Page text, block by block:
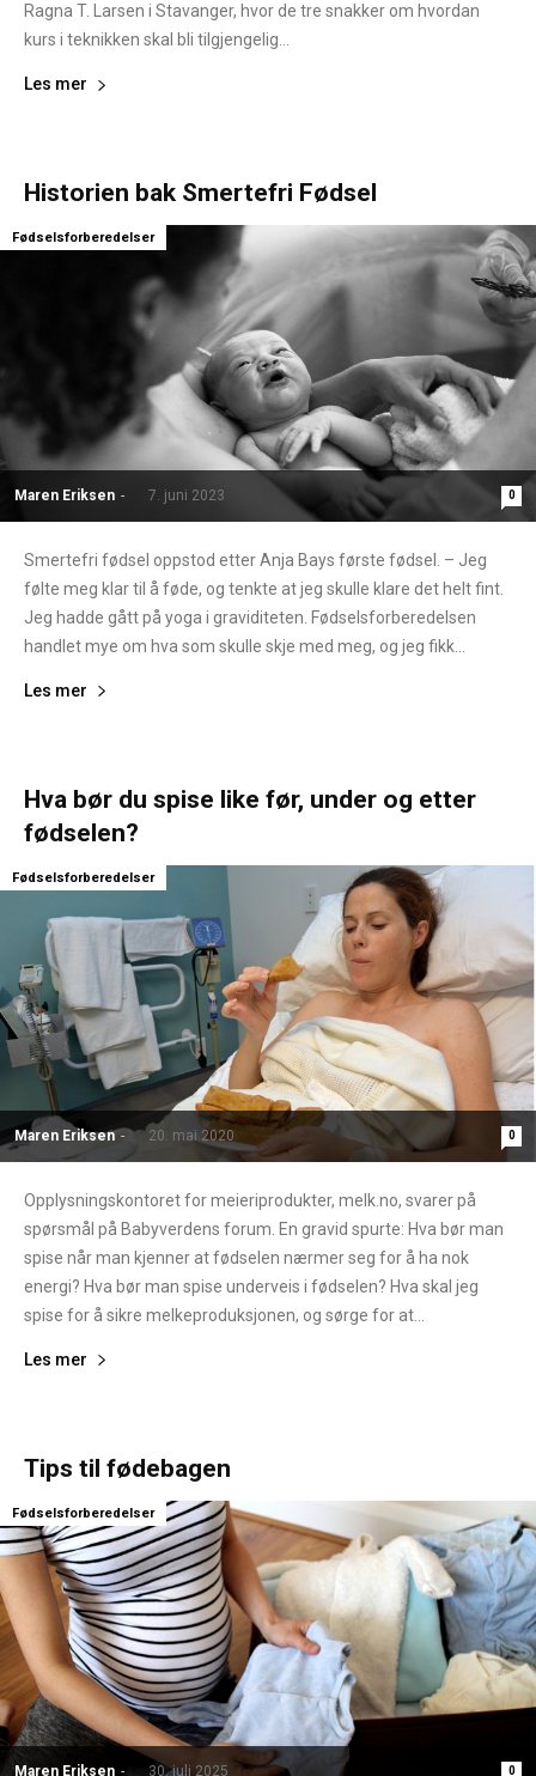
Ragna T. Larsen i Stavanger, hvor de tre snakker om hvordan
kurs i teknikken skal bli tilgjengelig...
Les mer
Historien bak Smertefri Fødsel
Maren Eriksen - 7. juni 2023 0
Fødselsforberedelser
Smertefri fødsel oppstod etter Anja Bays første fødsel. – Jeg
følte meg klar til å føde, og tenkte at jeg skulle klare det helt fint.
Jeg hadde gått på yoga i graviditeten. Fødselsforberedelsen
handlet mye om hva som skulle skje med meg, og jeg fikk...
Les mer
Hva bør du spise like før, under og etter
fødselen?
Maren Eriksen - 20. mai 2020 0
Fødselsforberedelser
Opplysningskontoret for meieriprodukter, melk.no, svarer på
spørsmål på Babyverdens forum. En gravid spurte: Hva bør man
spise når man kjenner at fødselen nærmer seg for å ha nok
energi? Hva bør man spise underveis i fødselen? Hva skal jeg
spise for å sikre melkeproduksjonen, og sørge for at...
Les mer
Tips til fødebagen
Maren Eriksen - 30. juli 2025 0
Fødselsforberedelser